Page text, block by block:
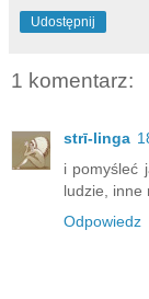
Udostępnij
1 komentarz:
strī-linga
i pomyśleć
ludzie, inne
Odpowiedz